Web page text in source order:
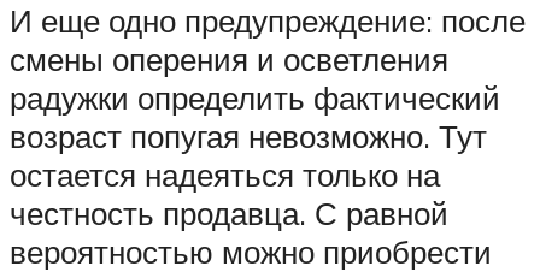
И еще одно предупреждение: после
смены оперения и осветления
радужки определить фактический
возраст попугая невозможно. Тут
остается надеяться только на
честность продавца. С равной
вероятностью можно приобрести